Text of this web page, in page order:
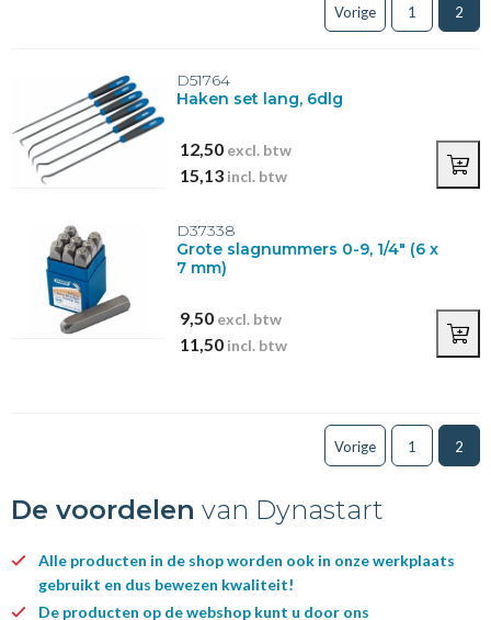
Vorige 1 2
D51764
Haken set lang, 6dlg
12,50 excl. btw
15,13 incl. btw
D37338
Grote slagnummers 0-9, 1/4" (6 x
7 mm)
9,50 excl. btw
11,50 incl. btw
Vorige 1 2
De voordelen van Dynastart
Alle producten in de shop worden ook in onze werkplaats
gebruikt en dus bewezen kwaliteit!
De producten op de webshop kunt u door ons